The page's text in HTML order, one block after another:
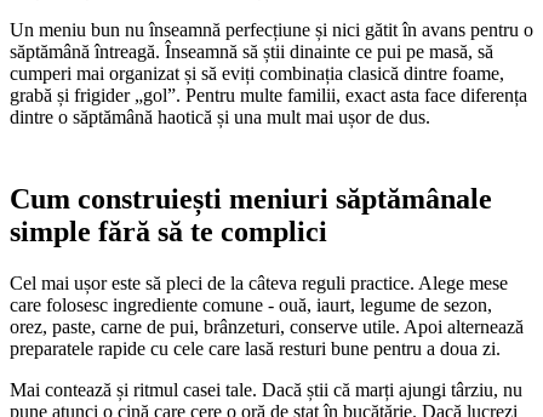
Un meniu bun nu înseamnă perfecțiune și nici gătit în avans pentru o
săptămână întreagă. Înseamnă să știi dinainte ce pui pe masă, să
cumperi mai organizat și să eviți combinația clasică dintre foame,
grabă și frigider „gol”. Pentru multe familii, exact asta face diferența
dintre o săptămână haotică și una mult mai ușor de dus.
Cum construiești meniuri săptămânale
simple fără să te complici
Cel mai ușor este să pleci de la câteva reguli practice. Alege mese
care folosesc ingrediente comune - ouă, iaurt, legume de sezon,
orez, paste, carne de pui, brânzeturi, conserve utile. Apoi alternează
preparatele rapide cu cele care lasă resturi bune pentru a doua zi.
Mai contează și ritmul casei tale. Dacă știi că marți ajungi târziu, nu
pune atunci o cină care cere o oră de stat în bucătărie. Dacă lucrezi